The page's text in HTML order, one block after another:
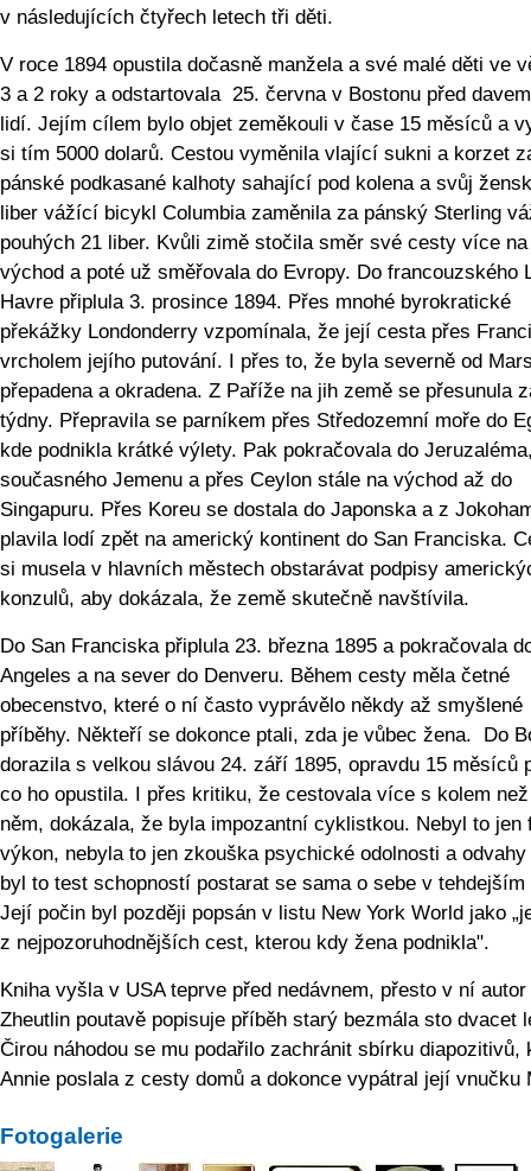
v následujících čtyřech letech tři děti.
V roce 1894 opustila dočasně manžela a své malé děti ve
3 a 2 roky a odstartovala 25. června v Bostonu před
lidí. Jejím cílem bylo objet zeměkouli v čase 15 měsíců a
si tím 5000 dolarů. Cestou vyměnila vlající sukni a korzet
pánské podkasané kalhoty sahající pod kolena a svůj
liber vážící bicykl Columbia zaměnila za pánský Sterling
pouhých 21 liber. Kvůli zimě stočila směr své cesty více na
východ a poté už směřovala do Evropy. Do francouzského
Havre připlula 3. prosince 1894. Přes mnohé byrokratické
překážky Londonderry vzpomínala, že její cesta přes
vrcholem jejího putování. I přes to, že byla severně od
přepadena a okradena. Z Paříže na jih země se přesunula
týdny. Přepravila se parníkem přes Středozemní moře do
kde podnikla krátké výlety. Pak pokračovala do
současného Jemenu a přes Ceylon stále na východ až do
Singapuru. Přes Koreu se dostala do Japonska a z
plavila lodí zpět na americký kontinent do San Franciska.
si musela v hlavních městech obstarávat podpisy
konzulů, aby dokázala, že země skutečně navštívila.
Do San Franciska připlula 23. března 1895 a pokračovala
Angeles a na sever do Denveru. Během cesty měla četné
obecenstvo, které o ní často vyprávělo někdy až smyšlené
příběhy. Někteří se dokonce ptali, zda je vůbec žena. Do
dorazila s velkou slávou 24. září 1895, opravdu 15 měsíců
co ho opustila. I přes kritiku, že cestovala více s kolem
něm, dokázala, že byla impozantní cyklistkou. Nebyl to jen
výkon, nebyla to jen zkouška psychické odolnosti a odvahy
byl to test schopností postarat se sama o sebe v tehdejším
Její počin byl později popsán v listu New York World jako
z nejpozoruhodnějších cest, kterou kdy žena podnikla".
Kniha vyšla v USA teprve před nedávnem, přesto v ní autor
Zheutlin poutavě popisuje příběh starý bezmála sto dvacet
Čirou náhodou se mu podařilo zachránit sbírku diapozitivů,
Annie poslala z cesty domů a dokonce vypátral její vnučku
Fotogalerie